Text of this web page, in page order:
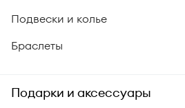
Подвески и колье
Браслеты
Подарки и аксессуары